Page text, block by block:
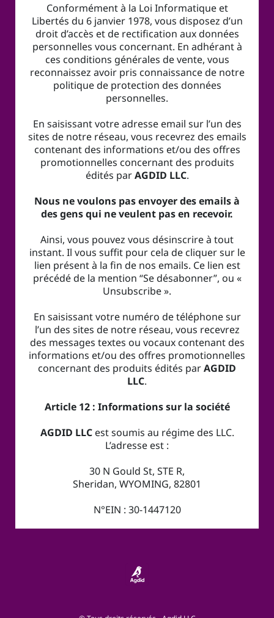
Conformément à la Loi Informatique et
Libertés du 6 janvier 1978, vous disposez d’un
droit d’accès et de rectification aux données
personnelles vous concernant. En adhérant à
ces conditions générales de vente, vous
reconnaissez avoir pris connaissance de notre
politique de protection des données
personnelles.
En saisissant votre adresse email sur l’un des
sites de notre réseau, vous recevrez des emails
contenant des informations et/ou des offres
promotionnelles concernant des produits
édités parAGDID LLC.
Nous ne voulons pas envoyer des emails à
des gens qui ne veulent pas en recevoir.
Ainsi, vous pouvez vous désinscrire à tout
instant. Il vous suffit pour cela de cliquer sur le
lien présent à la fin de nos emails. Ce lien est
précédé de la mention “Se désabonner”, ou «
Unsubscribe ».
En saisissant votre numéro de téléphone sur
l’un des sites de notre réseau, vous recevrez
des messages textes ou vocaux contenant des
informations et/ou des offres promotionnelles
concernant des produits édités parAGDID
LLC.
Article 12 : Informations sur la société
AGDID LLC est soumis au régime des LLC.
L’adresse est :
30 N Gould St, STE R,
Sheridan, WYOMING, 82801
N°EIN : 30-1447120